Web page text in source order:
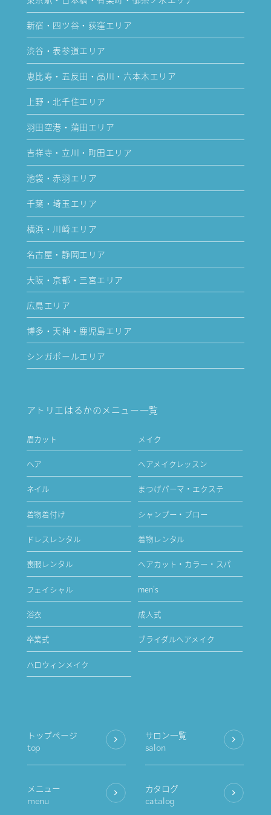
新宿・四ツ谷・荻窪エリア
渋谷・表参道エリア
恵比寿・五反田・品川・六本木エリア
上野・北千住エリア
羽田空港・蒲田エリア
吉祥寺・立川・町田エリア
池袋・赤羽エリア
千葉・埼玉エリア
横浜・川崎エリア
名古屋・静岡エリア
大阪・京都・三宮エリア
広島エリア
博多・天神・鹿児島エリア
シンガポールエリア
アトリエはるかのメニュー一覧
眉カット メイク
ヘア ヘアメイクレッスン
ネイル まつげパーマ・エクステ
着物着付け シャンプー・ブロー
ドレスレンタル 着物レンタル
喪服レンタル ヘアカット・カラー・スパ
フェイシャル men's
浴衣 成人式
卒業式 ブライダルヘアメイク
ハロウィンメイク
トップページ
top
サロン一覧
salon
メニュー
menu
カタログ
catalog